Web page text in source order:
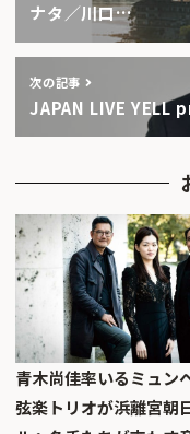
ナタ／川口…
次の記事
JAPAN LIVE YELL
青木尚佳率いるミュン
弦楽トリオが浜離宮朝